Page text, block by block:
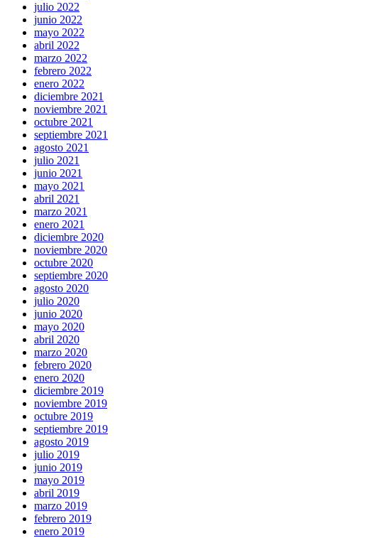
julio 2022
junio 2022
mayo 2022
abril 2022
marzo 2022
febrero 2022
enero 2022
diciembre 2021
noviembre 2021
octubre 2021
septiembre 2021
agosto 2021
julio 2021
junio 2021
mayo 2021
abril 2021
marzo 2021
enero 2021
diciembre 2020
noviembre 2020
octubre 2020
septiembre 2020
agosto 2020
julio 2020
junio 2020
mayo 2020
abril 2020
marzo 2020
febrero 2020
enero 2020
diciembre 2019
noviembre 2019
octubre 2019
septiembre 2019
agosto 2019
julio 2019
junio 2019
mayo 2019
abril 2019
marzo 2019
febrero 2019
enero 2019